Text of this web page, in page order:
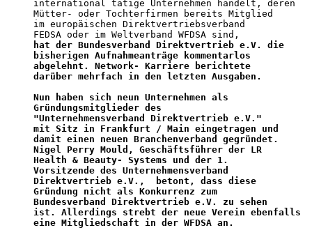
international tätige Unternehmen handelt, deren
Mütter- oder Tochterfirmen bereits Mitglied
im europäischen Direktvertriebsverband
FEDSA oder im Weltverband
hat der Bundesverband Direktvertrieb e.V. die
bisherigen Aufnahmeanträge kommentarlos
abgelehnt.
Network- Karriere berichtete
darüber mehrfach in den letzten Ausgaben.
Nun haben sich neun Unternehmen als
"Unternehmensverband Direktvertrieb e.V."
mit Sitz in Frankfurt / Main eingetragen und
damit einen neuen Branchenverband gegründet.
Nigel Perry Mould, Geschäftsführer der LR
Health & Beauty- Systems und der 1.
Vorsitzende des Unternehmensverband
Direktvertrieb e.V.,  betont, dass diese
Gründung nicht als Konkurrenz zum
Bundesverband Direktvertrieb e.V.
zu sehen
ist. Allerdings strebt der neue Verein
eine Mitgliedschaft in der WFDSA an.